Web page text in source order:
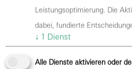
Leistungsoptimierung. Die
dabei, fundierte
↓ 1 Dienst
Alle Dienste aktivieren oder